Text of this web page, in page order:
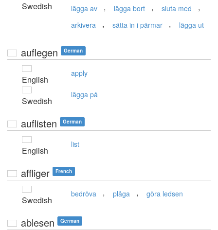
Swedish lägga av , lägga bort , sluta med ,
arkivera , sätta in i pärmar , lägga ut
auflegen German
English
apply
Swedish
lägga på
auflisten German
English
list
affliger French
Swedish
bedröva , plåga , göra ledsen
ablesen German